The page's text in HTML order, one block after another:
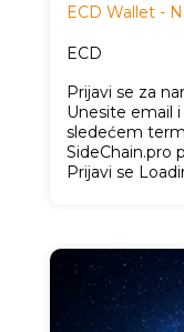
ECD Wallet -
ECD
Prijavi se za
Unesite email
sledećem
SideChain.pro
Prijavi se